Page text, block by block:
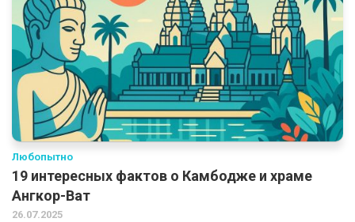
Любопытно
19 интересных фактов о Камбодже и храме
Ангкор-Ват
26.07.2025